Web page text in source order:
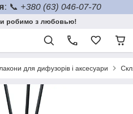
: 📞 +380 (63) 046-07-70
робимо з любовью!
для дифузорів і аксесуари